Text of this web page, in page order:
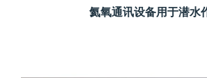
氦氧通讯设备用于潜水